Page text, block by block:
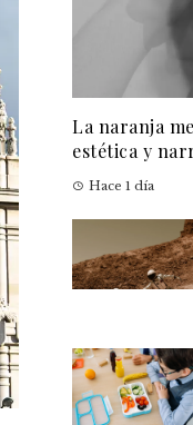
La naranja
estética y
Hace 1 día